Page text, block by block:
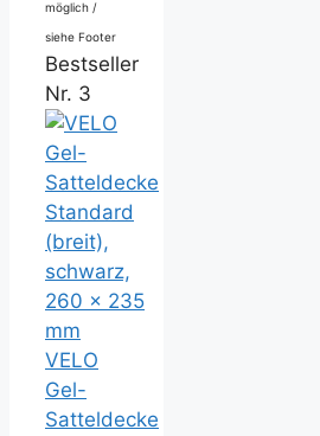
möglich /
siehe Footer
Bestseller
Nr. 3
VELO
Gel-
Satteldecke